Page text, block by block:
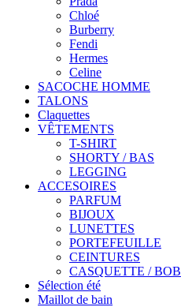
Chloé
Burberry
Fendi
Hermes
Celine
SACOCHE HOMME
TALONS
Claquettes
VÊTEMENTS
T-SHIRT
SHORTY / BAS
LEGGING
ACCESOIRES
PARFUM
BIJOUX
LUNETTES
PORTEFEUILLE
CEINTURES
CASQUETTE / BOB
Sélection été
Maillot de bain